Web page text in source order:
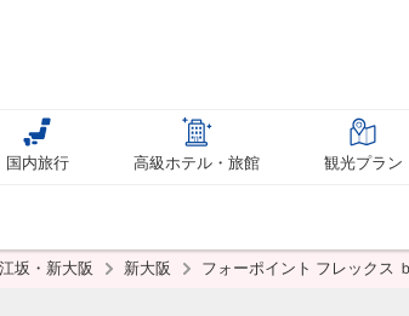
国内旅行 高級ホテル・旅館 観光プラン
坂・新大阪 新大阪 フォーポイント フレックス